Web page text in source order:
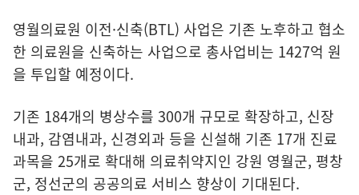
영월의료원 이전·신축(BTL) 사업은 기존 노후하고 협소
한 의료원을 신축하는 사업으로 총사업비는 1427억 원
을 투입할 예정이다.
기존 184개의 병상수를 300개 규모로 확장하고, 신장
내과, 감염내과, 신경외과 등을 신설해 기존 17개 진료
과목을 25개로 확대해 의료취약지인 강원 영월군, 평창
군, 정선군의 공공의료 서비스 향상이 기대된다.